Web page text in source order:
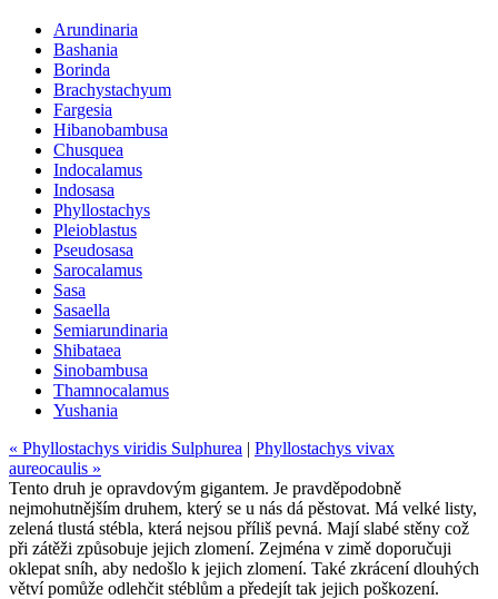
Arundinaria
Bashania
Borinda
Brachystachyum
Fargesia
Hibanobambusa
Chusquea
Indocalamus
Indosasa
Phyllostachys
Pleioblastus
Pseudosasa
Sarocalamus
Sasa
Sasaella
Semiarundinaria
Shibataea
Sinobambusa
Thamnocalamus
Yushania
« Phyllostachys viridis Sulphurea | Phyllostachys vivax
aureocaulis »
Tento druh je opravdovým gigantem. Je pravděpodobně
nejmohutnějším druhem, který se u nás dá pěstovat. Má velké listy,
zelená tlustá stébla, která nejsou příliš pevná. Mají slabé stěny což
při zátěži způsobuje jejich zlomení. Zejména v zimě doporučuji
oklepat sníh, aby nedošlo k jejich zlomení. Také zkrácení dlouhých
větví pomůže odlehčit stéblům a předejít tak jejich poškození.